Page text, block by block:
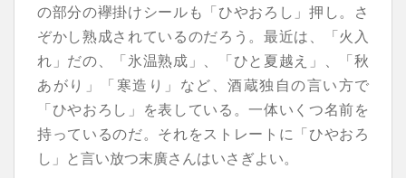
の部分の襷掛けシールも「ひやおろし」押し。 さ
ぞかし熟成されているのだろう。最近は、「火入
れ」だの、「氷温熟成」、「ひと夏越え」、「秋
あがり」「寒造り」など、酒蔵独自の言い方で
「ひやおろし」を表している。一体いくつ名前を
持っているのだ。それをストレートに「ひやおろ
し」と言い放つ末廣さんはいさぎよい。